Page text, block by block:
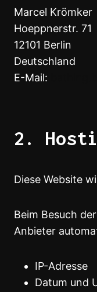
Marcel Krömker
Hoeppnerstr. 71
12101 Berlin
Deutschland
E-Mail:
2.
Diese Website
Beim Besuch
Anbieter
IP-Adresse
Datum und